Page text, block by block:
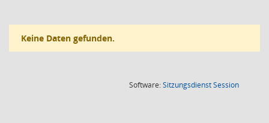
Keine Daten gefunden.
Software:SitzungsdienstSession(Wird in